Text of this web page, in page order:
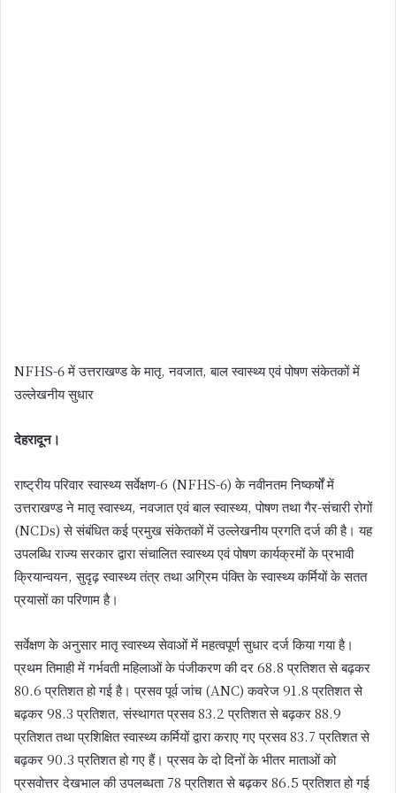
NFHS-6 में उत्तराखण्ड के मातृ, नवजात, बाल स्वास्थ्य एवं पोषण संकेतकों में
उल्लेखनीय सुधार
देहरादून।
राष्ट्रीय परिवार स्वास्थ्य सर्वेक्षण-6 (NFHS-6) के नवीनतम निष्कर्षों में
उत्तराखण्ड ने मातृ स्वास्थ्य, नवजात एवं बाल स्वास्थ्य, पोषण तथा गैर-संचारी रोगों
(NCDs) से संबंधित कई प्रमुख संकेतकों में उल्लेखनीय प्रगति दर्ज की है। यह
उपलब्धि राज्य सरकार द्वारा संचालित स्वास्थ्य एवं पोषण कार्यक्रमों के प्रभावी
क्रियान्वयन, सुदृढ़ स्वास्थ्य तंत्र तथा अग्रिम पंक्ति के स्वास्थ्य कर्मियों के सतत
प्रयासों का परिणाम है।
सर्वेक्षण के अनुसार मातृ स्वास्थ्य सेवाओं में महत्वपूर्ण सुधार दर्ज किया गया है।
प्रथम तिमाही में गर्भवती महिलाओं के पंजीकरण की दर 68.8 प्रतिशत से बढ़कर
80.6 प्रतिशत हो गई है। प्रसव पूर्व जांच (ANC) कवरेज 91.8 प्रतिशत से
बढ़कर 98.3 प्रतिशत, संस्थागत प्रसव 83.2 प्रतिशत से बढ़कर 88.9
प्रतिशत तथा प्रशिक्षित स्वास्थ्य कर्मियों द्वारा कराए गए प्रसव 83.7 प्रतिशत से
बढ़कर 90.3 प्रतिशत हो गए हैं। प्रसव के दो दिनों के भीतर माताओं को
प्रसवोत्तर देखभाल की उपलब्धता 78 प्रतिशत से बढ़कर 86.5 प्रतिशत हो गई